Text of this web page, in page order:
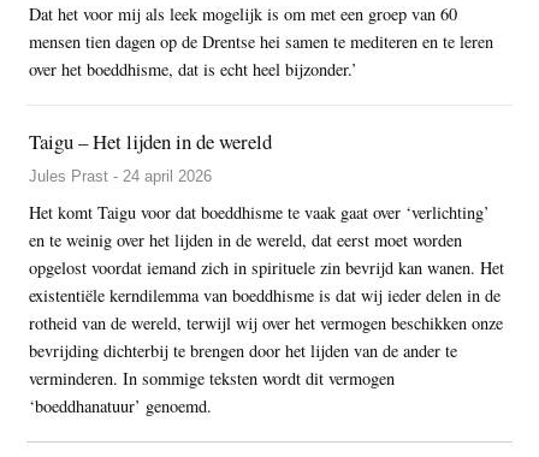
Dat het voor mij als leek mogelijk is om met een groep van 60
mensen tien dagen op de Drentse hei samen te mediteren en te leren
over het boeddhisme, dat is echt heel bijzonder.’
Taigu – Het lijden in de wereld
Jules Prast - 24 april 2026
Het komt Taigu voor dat boeddhisme te vaak gaat over ‘verlichting’
en te weinig over het lijden in de wereld, dat eerst moet worden
opgelost voordat iemand zich in spirituele zin bevrijd kan wanen. Het
existentiële kerndilemma van boeddhisme is dat wij ieder delen in de
rotheid van de wereld, terwijl wij over het vermogen beschikken onze
bevrijding dichterbij te brengen door het lijden van de ander te
verminderen. In sommige teksten wordt dit vermogen
‘boeddhanatuur’ genoemd.